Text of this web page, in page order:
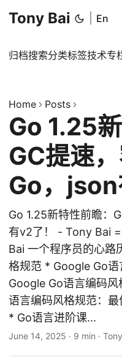
Tony Bai En
归档搜索分类标签技术专
Home Posts
Go 1.25
GC提速
Go，json
Go 1.25新特性前瞻：
有v2了！ - Tony Bai
Bai 一个程序员的心路
格规范 * Google Go
Google Go语言编码
语言编码风格规范：
* Go语言进阶课...
June 14, 2025 · 9 min ·